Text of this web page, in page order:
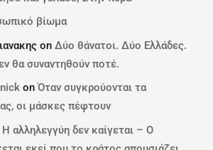
βίωμα
onΔύο θάνατοι. Δύο Ελλάδες.
θα συναντηθούν ποτέ.
onΌταν συγκρούονται τα
οι μάσκες πέφτουν
Η αλληλεγγύη δεν καίγεται – Ο